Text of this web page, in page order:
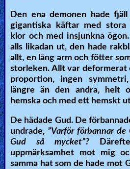
Den ena demonen hade
gigantiska käftar med stora
klor och med insjunkna
alls likadan ut, den hade
allt, en lång arm och fötter
storleken. Allt var deformerat
proportion, ingen
längre än den andra, helt
hemska och med ett hemskt
De hädade Gud. De
undrade, ”Varför förbannar
Gud så mycket”?
uppmärksamhet mot mig
samma hat som de hade mot